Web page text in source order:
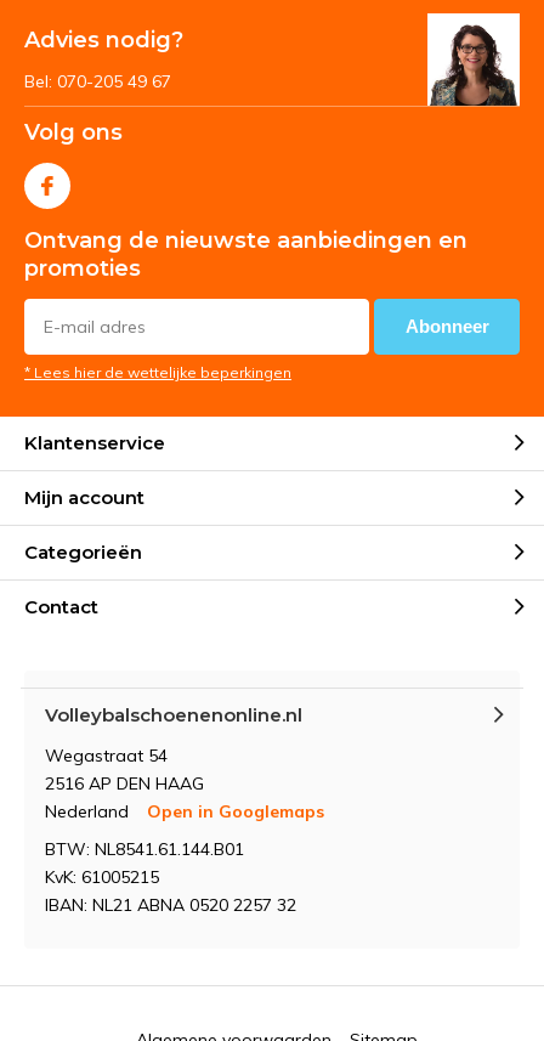
Advies nodig?
Bel: 070-205 49 67
Volg ons
Ontvang de nieuwste aanbiedingen en
promoties
Abonneer
* Lees hier de wettelijke beperkingen
Klantenservice
Mijn account
Categorieën
Contact
Volleybalschoenenonline.nl
Wegastraat 54
2516 AP DEN HAAG
Nederland
Open in Googlemaps
BTW: NL8541.61.144.B01
KvK: 61005215
IBAN: NL21 ABNA 0520 2257 32